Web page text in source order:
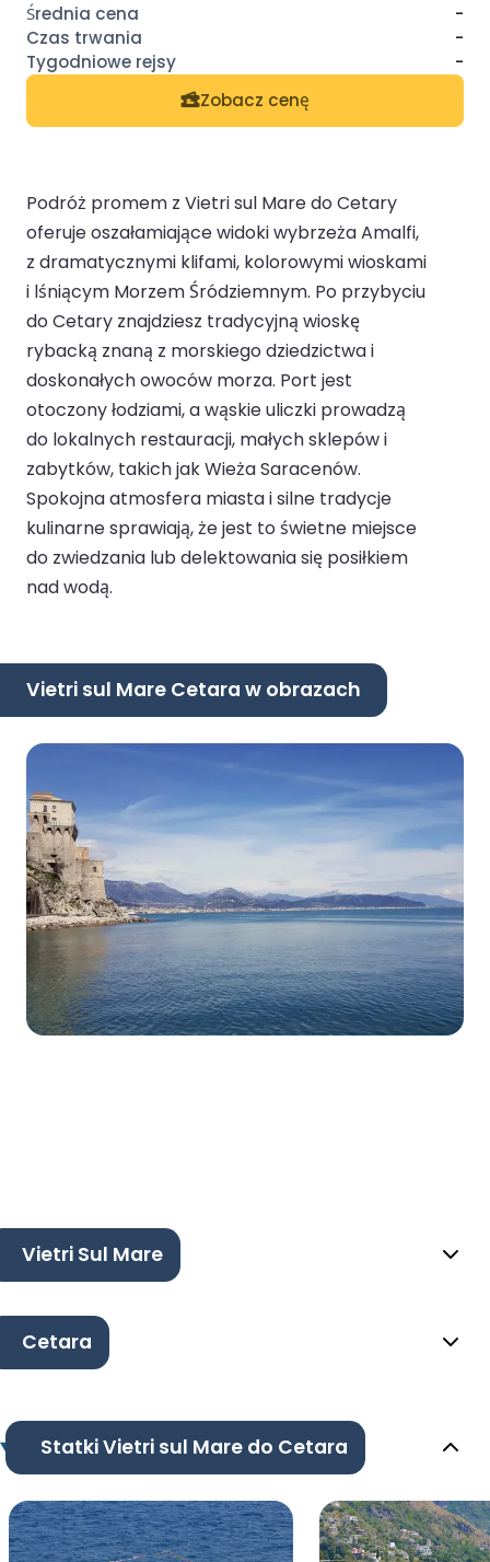
-
-
-
Zobacz cenę
Podróż promem z Vietri sul Mare do Cetary
oferuje oszałamiające widoki wybrzeża Amalfi,
z dramatycznymi klifami, kolorowymi wioskami
i lśniącym Morzem Śródziemnym. Po przybyciu
do Cetary znajdziesz tradycyjną wioskę
rybacką znaną z morskiego dziedzictwa i
doskonałych owoców morza. Port jest
otoczony łodziami, a wąskie uliczki prowadzą
do lokalnych restauracji, małych sklepów i
zabytków, takich jak Wieża Saracenów.
Spokojna atmosfera miasta i silne tradycje
kulinarne sprawiają, że jest to świetne miejsce
do zwiedzania lub delektowania się posiłkiem
nad wodą.
Vietri sul Mare Cetara w obrazach
Vietri Sul Mare
Cetara
Statki Vietri sul Mare do Cetara